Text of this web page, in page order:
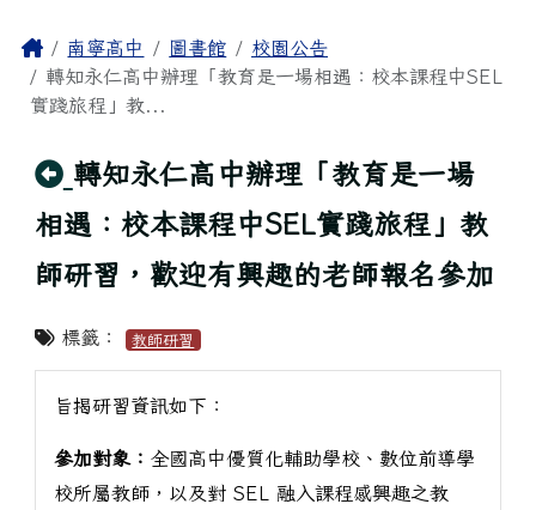
主內容區域
Home南寧高中 圖書館
校園公告
轉知永仁高中辦理「教育是一場相遇：校本課程中SEL
實踐旅程」教...
回上頁
轉知永仁高中辦理「教育是一場
相遇：校本課程中SEL實踐旅程」教
師研習，歡迎有興趣的老師報名參加
標籤： 教師研習
旨揭研習資訊如下：
參加對象： 全國高中優質化輔助學校、數位前導學
校所屬教師，以及對 SEL 融入課程感興趣之教